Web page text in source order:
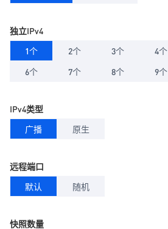
独立IPv4
1个
2个 3个 4个
6个
7个 8个 9个
IPv4类型
广播
原生
远程端口
默认
随机
快照数量